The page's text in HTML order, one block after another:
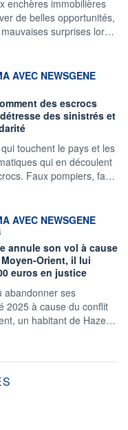
enchères immobilières
de belles opportunités,
surprises lor…
par
AVEC NEWSGENE
des escrocs
des sinistrés et
touchent le pays et les
qui en découlent
Faux pompiers, fa…
par
AVEC NEWSGENE
annule son vol à cause
Orient, il lui
euros en justice
abandonner ses
2025 à cause du conflit
un habitant de Haze…